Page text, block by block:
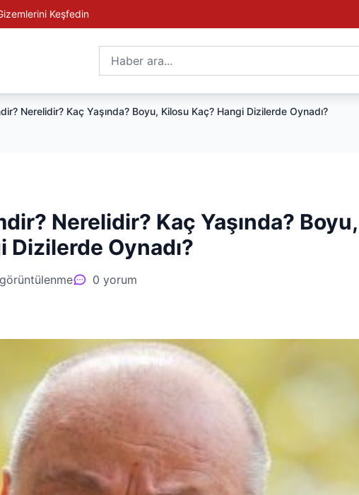
Keşfedin
Nerelidir? Kaç Yaşında? Boyu, Kilosu Kaç? Hangi Dizilerde Oynadı?
Nerelidir? Kaç Yaşında? Boyu,
Dizilerde Oynadı?
0 yorum